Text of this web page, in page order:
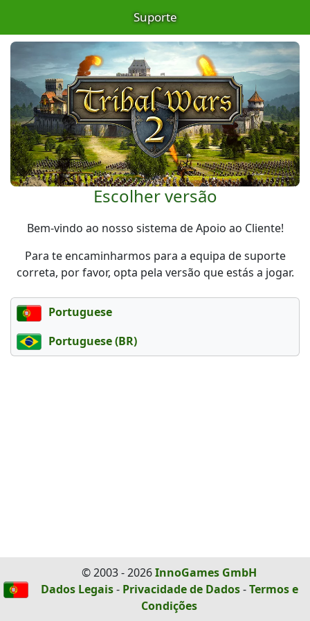
Suporte
Escolher versão
Bem-vindo ao nosso sistema de Apoio ao Cliente!
Para te encaminharmos para a equipa de suporte
correta, por favor, opta pela versão que estás a jogar.
Portuguese
Portuguese (BR)
© 2003 - 2026InnoGames GmbH
Dados Legais- Privacidade de Dados-Termos e
Condições